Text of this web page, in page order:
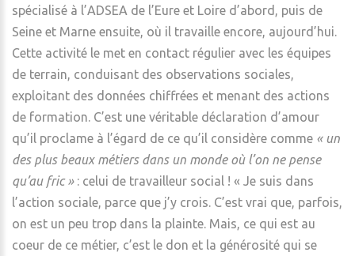
spécialisé à l’ADSEA de l’Eure et Loire d’abord, puis de
Seine et Marne ensuite, où il travaille encore, aujourd’hui.
Cette activité le met en contact régulier avec les équipes
de terrain, conduisant des observations sociales,
exploitant des données chiffrées et menant des actions
de formation. C’est une véritable déclaration d’amour
qu’il proclame à l’égard de ce qu’il considère comme « un
des plus beaux métiers dans un monde où l’on ne pense
qu’au fric »: celui de travailleur social ! « Je suis dans
l’action sociale, parce que j’y crois. C’est vrai que, parfois,
on est un peu trop dans la plainte. Mais, ce qui est au
coeur de ce métier, c’est le don et la générosité qui se